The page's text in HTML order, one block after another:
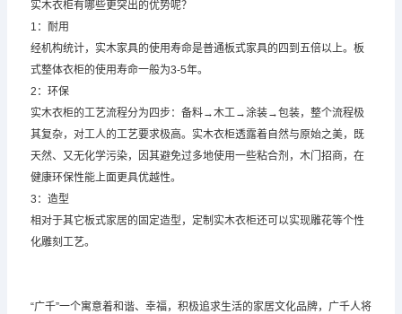
实木衣柜有哪些更突出的优势呢？
1：耐用
经机构统计，实木家具的使用寿命是普通板式家具的四到五倍以上。板
式整体衣柜的使用寿命一般为3-5年。
2：环保
实木衣柜的工艺流程分为四步：备料→木工→涂装→包装，整个流程极
其复杂，对工人的工艺要求极高。实木衣柜透露着自然与原始之美，既
天然、又无化学污染，因其避免过多地使用一些粘合剂，木门招商，在
健康环保性能上面更具优越性。
3：造型
相对于其它板式家居的固定造型，定制实木衣柜还可以实现雕花等个性
化雕刻工艺。
“广千”一个寓意着和谐、幸福，积极追求生活的家居文化品牌，广千人将